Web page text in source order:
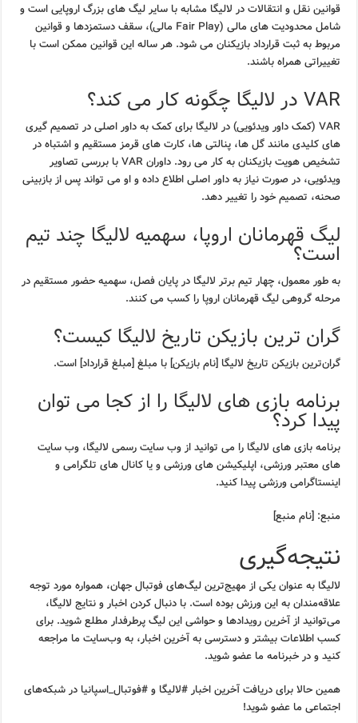
قوانین نقل و انتقالات در لالیگا مشابه با سایر لیگ های بزرگ اروپایی است و
شامل محدودیت های مالی (Fair Play مالی)، سقف دستمزدها و قوانین
مربوط به ثبت قرارداد بازیکنان می شود. هر ساله این قوانین ممکن است با
تغییراتی همراه باشند.
VAR در لالیگا چگونه کار می کند؟
VAR (کمک داور ویدئویی) در لالیگا برای کمک به داور اصلی در تصمیم گیری
های کلیدی مانند گل ها، پنالتی ها، کارت های قرمز مستقیم و اشتباه در
تشخیص هویت بازیکنان به کار می رود. داوران VAR با بررسی تصاویر
ویدئویی، در صورت نیاز به داور اصلی اطلاع داده و او می تواند پس از بازبینی
صحنه، تصمیم خود را تغییر دهد.
لیگ قهرمانان اروپا، سهمیه لالیگا چند تیم
است؟
به طور معمول، چهار تیم برتر لالیگا در پایان فصل، سهمیه حضور مستقیم در
مرحله گروهی لیگ قهرمانان اروپا را کسب می کنند.
گران ترین بازیکن تاریخ لالیگا کیست؟
گران‌ترین بازیکن تاریخ لالیگا [نام بازیکن] با مبلغ [مبلغ قرارداد] است.
برنامه بازی های لالیگا را از کجا می توان
پیدا کرد؟
برنامه بازی های لالیگا را می توانید از وب سایت رسمی لالیگا، وب سایت
های معتبر ورزشی، اپلیکیشن های ورزشی و یا کانال های تلگرامی و
اینستاگرامی ورزشی پیدا کنید.
منبع: [نام منبع]
نتیجه‌گیری
لالیگا به عنوان یکی از مهیج‌ترین لیگ‌های فوتبال جهان، همواره مورد توجه
علاقه‌مندان به این ورزش بوده است. با دنبال کردن اخبار و نتایج لالیگا،
می‌توانید از آخرین رویدادها و حواشی این لیگ پرطرفدار مطلع شوید. برای
کسب اطلاعات بیشتر و دسترسی به آخرین اخبار، به وب‌سایت ما مراجعه
کنید و در خبرنامه ما عضو شوید.
همین حالا برای دریافت آخرین اخبار #لالیگا و #فوتبال_اسپانیا در شبکه‌های
اجتماعی ما عضو شوید!